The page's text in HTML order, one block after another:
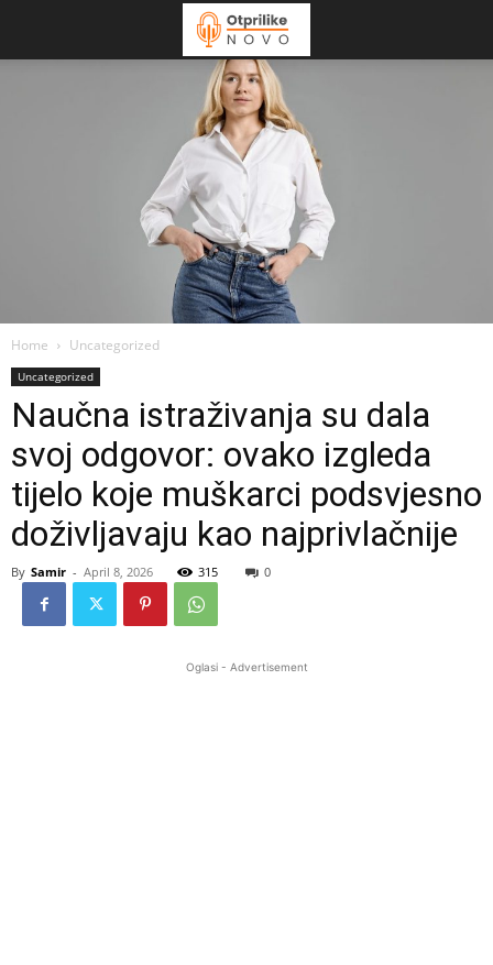
Home Uncategorized
Uncategorized
Naučna istraživanja su dala
svoj odgovor: ovako izgleda
tijelo koje muškarci podsvjesno
doživljavaju kao najprivlačnije
By Samir - April 8, 2026 315 0
Oglasi - Advertisement